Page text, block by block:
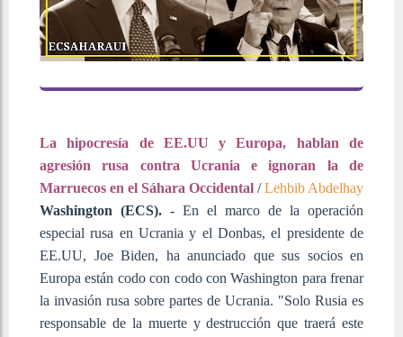
La hipocresía de EE.UU y Europa, hablan de
agresión rusa contra Ucrania e ignoran la de
Marruecos en el Sáhara Occidental /Lehbib Abdelhay
Washington (ECS). - En el marco de la operación
especial rusa en Ucrania y el Donbas, el presidente de
EE.UU, Joe Biden, ha anunciado que sus socios en
Europa están codo con codo con Washington para frenar
la invasión rusa sobre partes de Ucrania. "Solo Rusia es
responsable de la muerte y destrucción que traerá este